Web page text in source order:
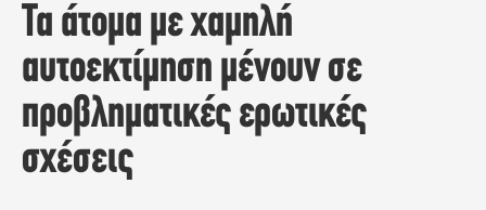
Τα άτομα με χαμηλή
αυτοεκτίμηση μένουν σε
προβληματικές ερωτικές
σχέσεις